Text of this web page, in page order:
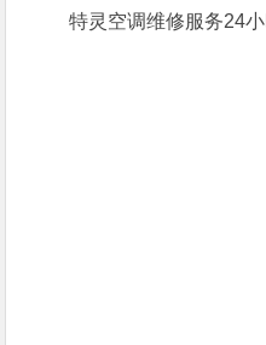
特灵空调维修服务24